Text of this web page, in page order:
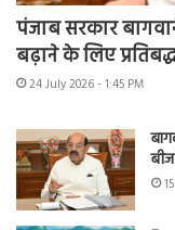
पंजाब सरकार
बढ़ाने के लिए
24 July 2026 - 1:45 PM